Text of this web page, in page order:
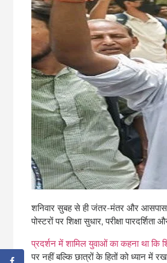
शनिवार सुबह से ही जंतर-मंतर और आसपास
पोस्टरों पर शिक्षा सुधार, परीक्षा
प्रदर्शन में शामिल युवाओं का कहना था कि
पर नहीं बल्कि छात्रों के हितों को ध्यान में